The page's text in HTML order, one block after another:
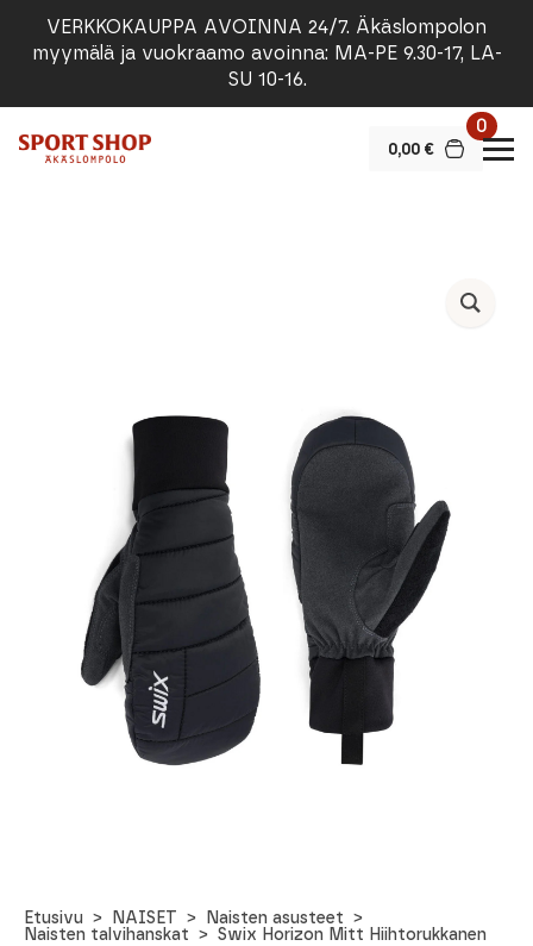
VERKKOKAUPPA AVOINNA 24/7. Äkäslompolon
myymälä ja vuokraamo avoinna: MA-PE 9.30-17, LA-
SU 10-16.
0,00 €
0
Etusivu NAISET
Naisten asusteet
Naisten talvihanskat
Swix Horizon Mitt Hiihtorukkanen